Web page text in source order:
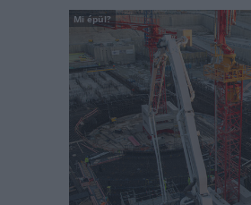
Mi épül?